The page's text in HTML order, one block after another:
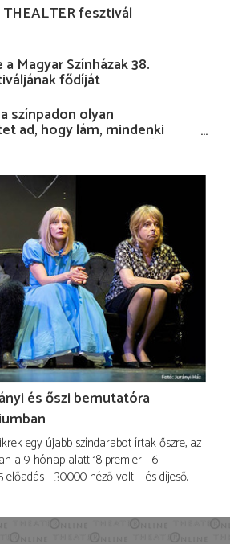
fesztivál
Magyar Színházak 38.
fődíját
színpadon olyan
ad, hogy lám, mindenki
magammal…”
és őszi bemutatóra
egy újabb színdarabot írtak őszre, az
a 9 hónap alatt 18 premier - 6
- 30.000 néző volt – és díjeső.